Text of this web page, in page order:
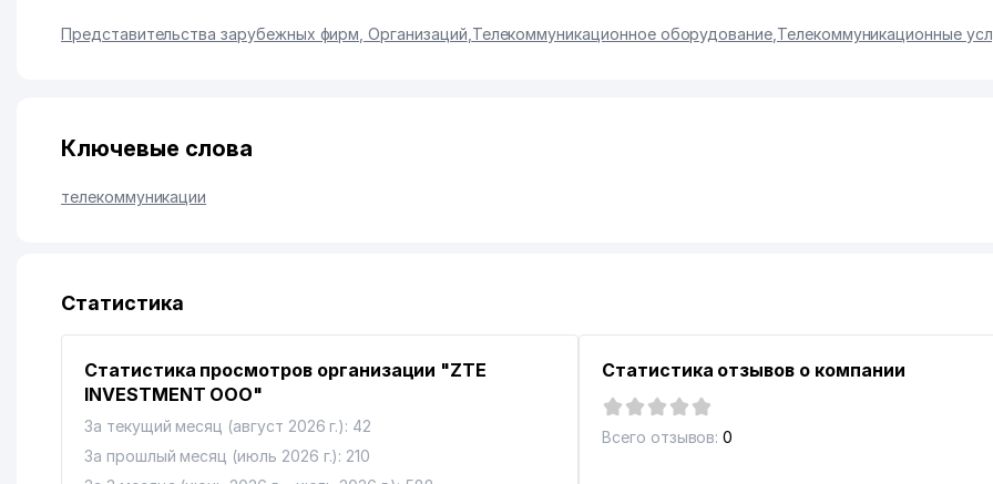
Представительства зарубежных фирм, Организаций Телекоммуникационное оборудование Телекоммуникационные
Ключевые слова
телекоммуникации
Статистика
Статистика просмотров организации "ZTE
INVESTMENT ООО"
За текущий месяц (август 2026 г.): 42
За прошлый месяц (июль 2026 г.): 210
Статистика отзывов о компании
Всего отзывов: 0